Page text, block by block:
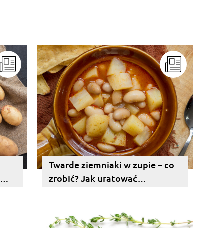
Twarde ziemniaki w zupie – co
zrobić? Jak uratować